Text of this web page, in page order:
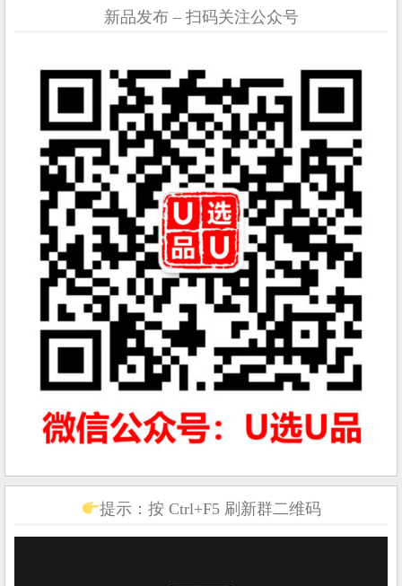
新品发布 – 扫码关注公众号
提示：按 Ctrl+F5 刷新群二维码